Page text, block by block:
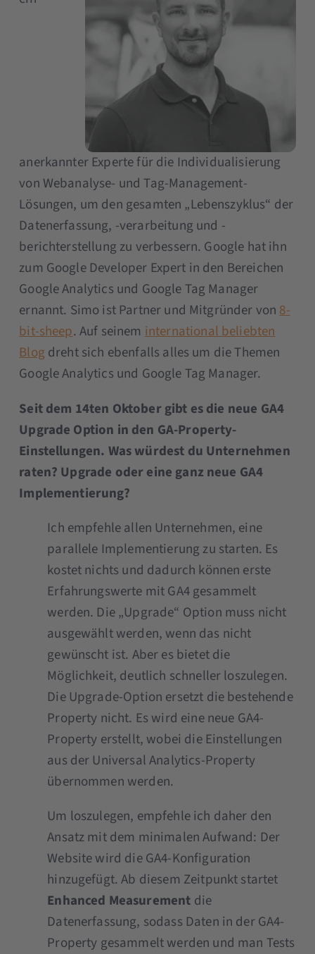
anerkannter Experte für die Individualisierung
von Webanalyse- und Tag-Management-
Lösungen, um den gesamten „Lebenszyklus“ der
Datenerfassung, -verarbeitung und -
berichterstellung zu verbessern. Google hat ihn
zum Google Developer Expert in den Bereichen
Google Analytics und Google Tag Manager
ernannt. Simo ist Partner und Mitgründer von8-
bit-sheep. Auf seinem international beliebten
Blog dreht sich ebenfalls alles um die Themen
Google Analytics und Google Tag Manager.
Seit dem 14ten Oktober gibt es die neue GA4
Upgrade Option in den GA-Property-
Einstellungen. Was würdest du Unternehmen
raten? Upgrade oder eine ganz neue GA4
Implementierung?
Ich empfehle allen Unternehmen, eine
parallele Implementierung zu starten. Es
kostet nichts und dadurch können erste
Erfahrungswerte mit GA4 gesammelt
werden. Die „Upgrade“ Option muss nicht
ausgewählt werden, wenn das nicht
gewünscht ist. Aber es bietet die
Möglichkeit, deutlich schneller loszulegen.
Die Upgrade-Option ersetzt die bestehende
Property nicht. Es wird eine neue GA4-
Property erstellt, wobei die Einstellungen
aus der Universal Analytics-Property
übernommen werden.
Um loszulegen, empfehle ich daher den
Ansatz mit dem minimalen Aufwand: Der
Website wird die GA4-Konfiguration
hinzugefügt. Ab diesem Zeitpunkt startet
Enhanced Measurement die
Datenerfassung, sodass Daten in der GA4-
Property gesammelt werden und man Tests